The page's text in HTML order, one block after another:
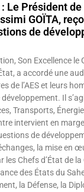
: Le Président
GOÏTA,
de
Son Excellence le
a accordé une
de l’AES et leurs
Il
Transports,
intervient en
de
la mise en
les Chefs d’État de
des États du
la Défense, la